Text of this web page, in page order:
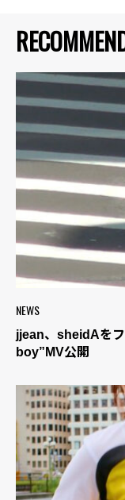
NEWS
jjean、sheidAを
boy”MV公開